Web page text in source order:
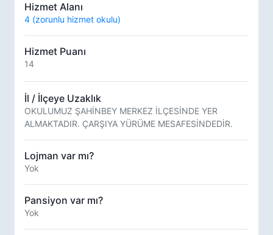
Hizmet Alanı
4 (zorunlu hizmet okulu)
Hizmet Puanı
14
İl / İlçeye Uzaklık
OKULUMUZ ŞAHİNBEY MERKEZ İLÇESİNDE YER
ALMAKTADIR. ÇARŞIYA YÜRÜME MESAFESİNDEDİR.
Lojman var mı?
Yok
Pansiyon var mı?
Yok